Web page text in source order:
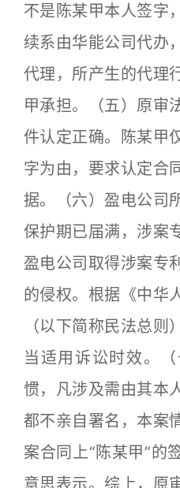
不是陈某甲本人签字
续系由华能公司代办
代理，所产生的代理
甲承担。（五）原审
件认定正确。陈某甲
字为由，要求认定合
据。（六）盈电公司
保护期已届满，涉案
盈电公司取得涉案专
的侵权。根据《中华
（以下简称民法总则
当适用诉讼时效。
惯，凡涉及需由其本
都不亲自署名，本案
案合同上“陈某甲”的
意思表示。综上，原